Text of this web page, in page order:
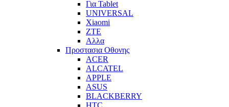
Για Tablet
UNIVERSAL
Xiaomi
ZTE
Αλλα
Προστασια Οθονης
ACER
ALCATEL
APPLE
ASUS
BLACKBERRY
HTC